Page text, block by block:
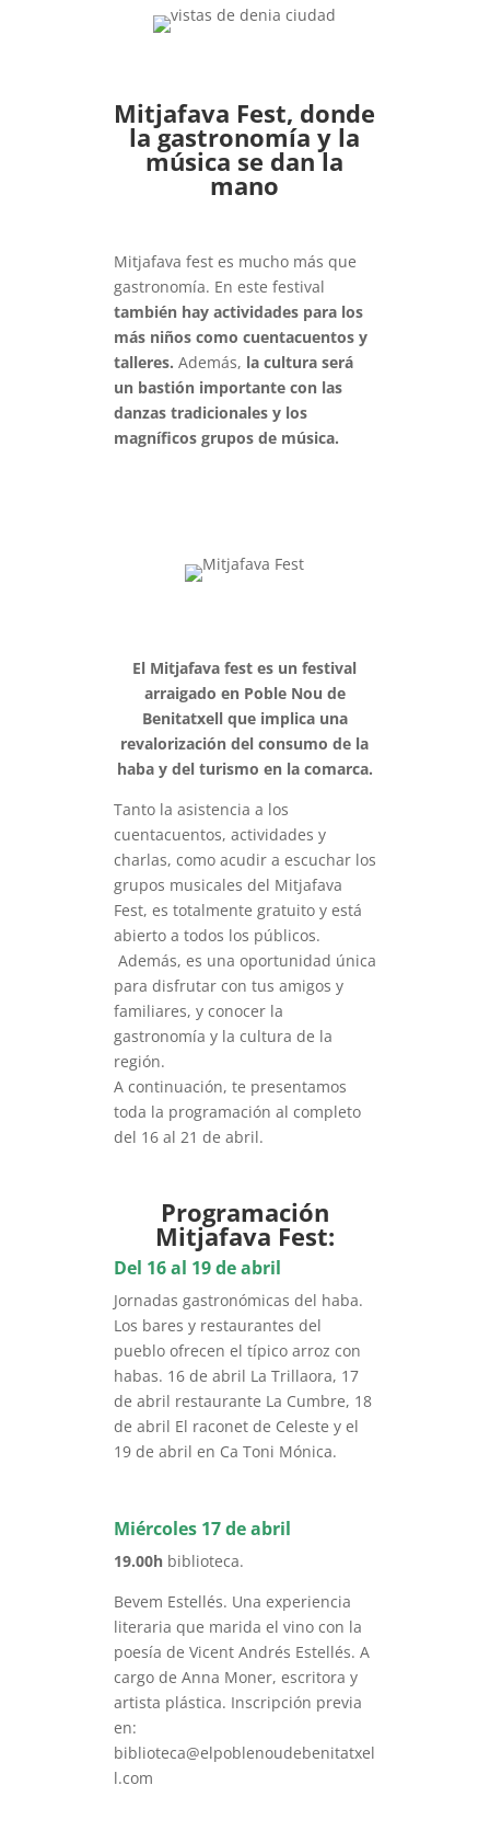
Mitjafava Fest, donde
la gastronomía y la
música se dan la
mano
Mitjafava fest es mucho más que
gastronomía. En este festival
también hay actividades para los
más niños como cuentacuentos y
talleres. Además, la cultura será
un bastión importante con las
danzas tradicionales y los
magníficos grupos de música.
El Mitjafava fest es un festival
arraigado en Poble Nou de
Benitatxell que implica una
revalorización del consumo de la
haba y del turismo en la comarca.
Tanto la asistencia a los
cuentacuentos, actividades y
charlas, como acudir a escuchar los
grupos musicales del Mitjafava
Fest, es totalmente gratuito y está
abierto a todos los públicos.
Además, es una oportunidad única
para disfrutar con tus amigos y
familiares, y conocer la
gastronomía y la cultura de la
región.
A continuación, te presentamos
toda la programación al completo
del 16 al 21 de abril.
Programación
Mitjafava Fest:
Del 16 al 19 de abril
Jornadas gastronómicas del haba.
Los bares y restaurantes del
pueblo ofrecen el típico arroz con
habas. 16 de abril La Trillaora, 17
de abril restaurante La Cumbre, 18
de abril El raconet de Celeste y el
19 de abril en Ca Toni Mónica.
Miércoles 17 de abril
19.00h biblioteca.
Bevem Estellés. Una experiencia
literaria que marida el vino con la
poesía de Vicent Andrés Estellés. A
cargo de Anna Moner, escritora y
artista plástica. Inscripción previa
en:
biblioteca@elpoblenoudebenitatxel
l.com